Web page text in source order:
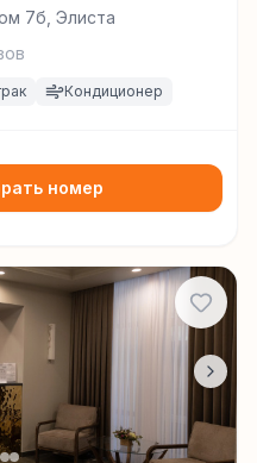
7б, Элиста
Кондиционер
номер